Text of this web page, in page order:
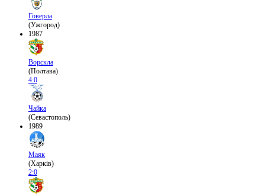
Говерла
(Ужгород)
1987
Ворскла
(Полтава)
4:0
Чайка
(Севастополь)
1989
Маяк
(Харків)
2:0